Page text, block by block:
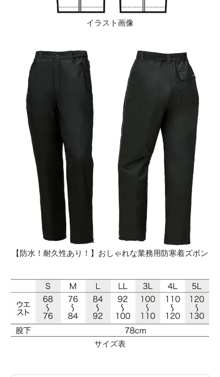
イラスト画像
【防水！耐久性あり！】おしゃれな業務用防寒着ズボン
サイズ表